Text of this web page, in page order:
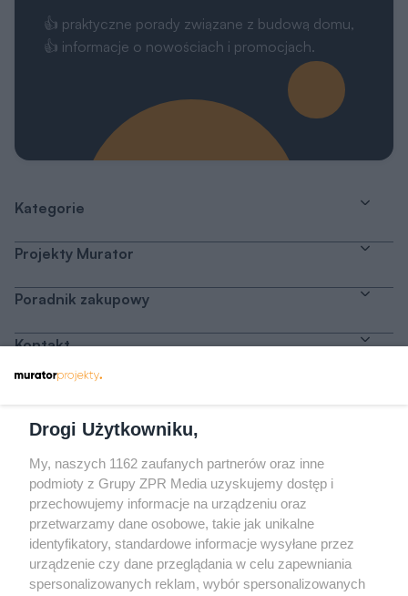
👍 praktyczne porady związane z budową domu,
👍 informacje o nowościach i promocjach.
Kategorie
Projekty Murator
Poradnik zakupowy
Kontakt
Odwiedź grupę na Facebooku
Gdybym budował drugi raz - mądry Polak
przed budową
Forum Muratora
Drogi Użytkowniku,
My, naszych 1162 zaufanych partnerów oraz inne
podmioty z Grupy ZPR Media uzyskujemy dostęp i
przechowujemy informacje na urządzeniu oraz
przetwarzamy dane osobowe, takie jak unikalne
identyfikatory, standardowe informacje wysyłane przez
urządzenie czy dane przeglądania w celu zapewniania
spersonalizowanych reklam, wybór spersonalizowanych